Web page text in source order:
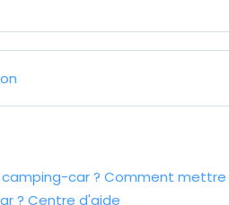
car ? Comment mettre
? Centre d'aide